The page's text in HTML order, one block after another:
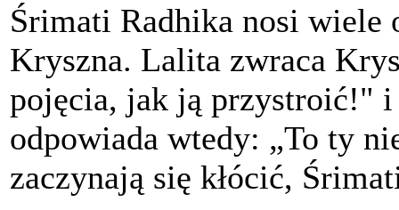
Śrimati Radhika nosi wiele
Kryszna. Lalita zwraca
pojęcia, jak ją przystroić!" i
odpowiada wtedy: „To ty
zaczynają się kłócić,